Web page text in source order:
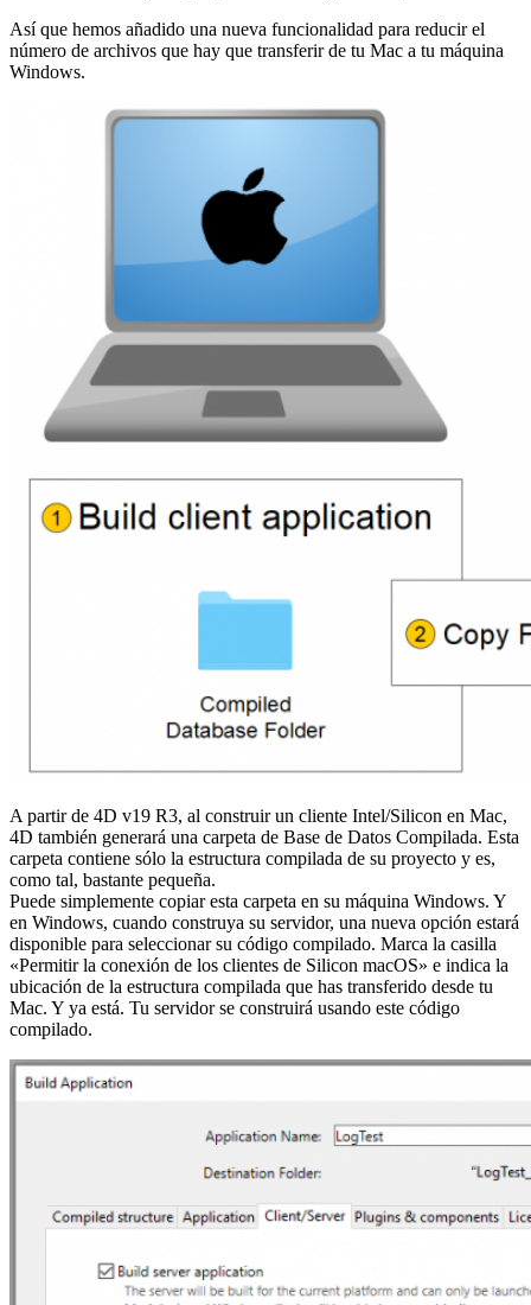
Así que hemos añadido una nueva funcionalidad para reducir el
número de archivos que hay que transferir de tu Mac a tu máquina
Windows.
A partir de 4D v19 R3, al construir un cliente Intel/Silicon en Mac,
4D también generará una carpeta de Base de Datos Compilada. Esta
carpeta contiene sólo la estructura compilada de su proyecto y es,
como tal, bastante pequeña.
Puede simplemente copiar esta carpeta en su máquina Windows. Y
en Windows, cuando construya su servidor, una nueva opción estará
disponible para seleccionar su código compilado. Marca la casilla
«Permitir la conexión de los clientes de Silicon macOS» e indica la
ubicación de la estructura compilada que has transferido desde tu
Mac. Y ya está. Tu servidor se construirá usando este código
compilado.